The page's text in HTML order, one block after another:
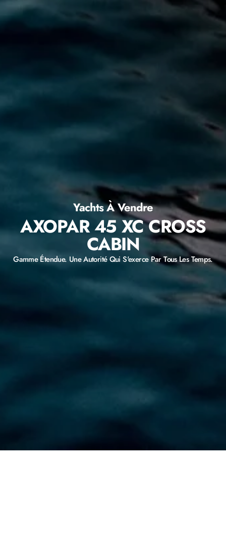
Yachts À Vendre
AXOPAR 45 XC CROSS
CABIN
Gamme Étendue. Une Autorité Qui S'exerce Par Tous Les Temps.